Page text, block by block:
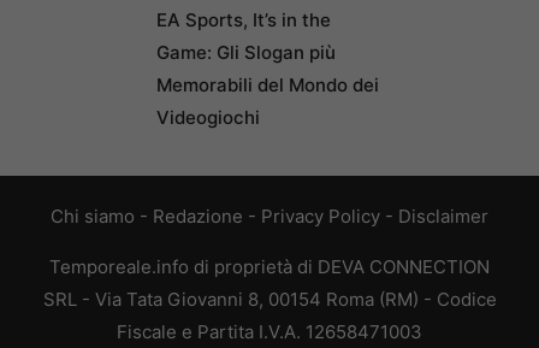
EA Sports, It’s in the
Game: Gli Slogan più
Memorabili del Mondo dei
Videogiochi
Chi siamo - Redazione - Privacy Policy - Disclaimer
Temporeale.info di proprietà di DEVA CONNECTION
SRL - Via Tata Giovanni 8, 00154 Roma (RM) - Codice
Fiscale e Partita I.V.A. 12658471003